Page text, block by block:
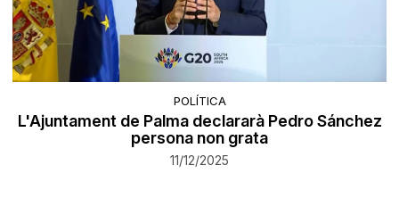
POLÍTICA
L'Ajuntament de Palma declararà Pedro Sánchez
persona non grata
11/12/2025